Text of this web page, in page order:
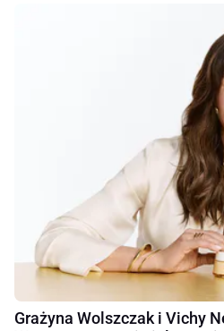
Grażyna Wolszczak i Vichy